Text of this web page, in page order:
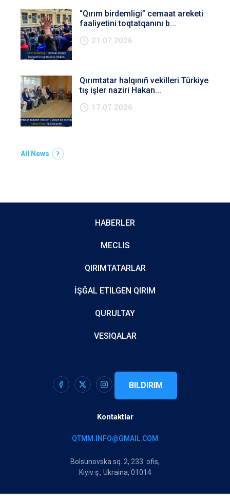
“Qırım birdemligi” cemaat areketi
faaliyetini toqtatqanını b...
21.07.2026
Qırımtatar halqınıñ vekilleri Türkiye
tış işler naziri Hakan...
17.07.2026
All News
HABERLER
MECLIS
QIRIMTATARLAR
İŞĞAL ETILGEN QIRIM
QURULTAY
VESIQALAR
BILDIRIM
Kontaktlar
QTMM.INFO@GMAIL.COM
Bolsunovska sq. 2, 233. ofis,
Kıyiv ş., Ukraina, 01014